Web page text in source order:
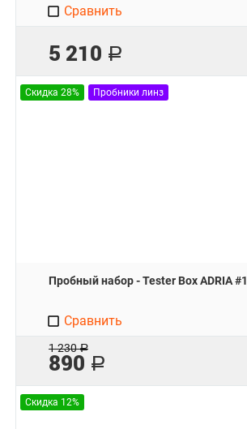
5 210 Р
Сравнить
Скидка 28% Пробники линз
Пробный набор - Tester Box ADRIA #1
1 230 Р
890 Р
Сравнить
Скидка 12%